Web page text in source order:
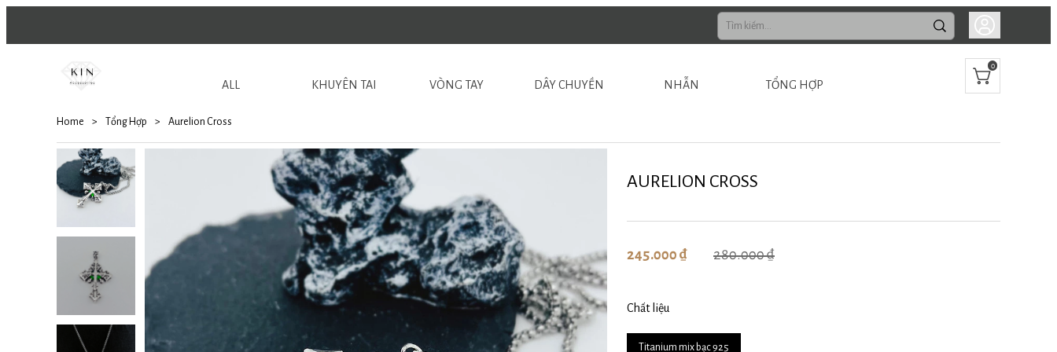
0
ALL KHUYÊN TAI VÒNG TAY DÂY CHUYỀN NHẪN TỔNG HỢP
Home > Tổng Hợp > Aurelion Cross
AURELION CROSS
280.000 ₫
245.000 ₫
Chất liệu
Titanium mix bạc 925